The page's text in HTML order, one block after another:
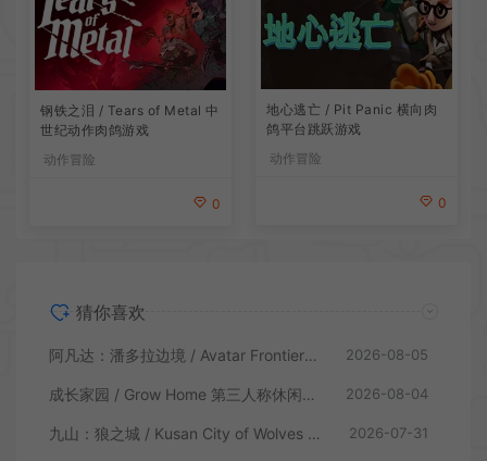
钢铁之泪 / Tears of Metal 中
世纪动作肉鸽游戏
动作冒险
0
地心逃亡 / Pit Panic 横向肉
鸽平台跳跃游戏
动作冒险
0
猜你喜欢
阿凡达：潘多拉边境 / Avatar Frontiers of Pandora 开放世界冒险游戏 2026-08-05
成长家园 / Grow Home 第三人称休闲动作游戏 2026-08-04
九山：狼之城 / Kusan City of Wolves 硬核俯视角动作游戏 2026-07-31